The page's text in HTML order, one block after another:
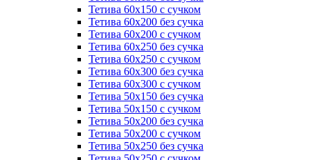
Тетива 60х150 с сучком
Тетива 60х200 без сучка
Тетива 60х200 с сучком
Тетива 60х250 без сучка
Тетива 60х250 с сучком
Тетива 60х300 без сучка
Тетива 60х300 с сучком
Тетива 50х150 без сучка
Тетива 50х150 с сучком
Тетива 50х200 без сучка
Тетива 50х200 с сучком
Тетива 50х250 без сучка